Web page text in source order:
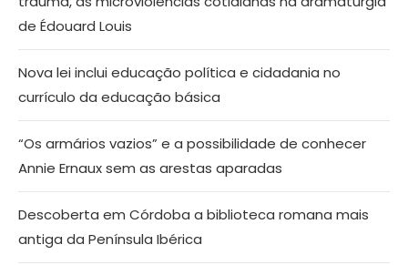
de Édouard Louis
Nova lei inclui educação política e cidadania no
currículo da educação básica
“Os armários vazios” e a possibilidade de conhecer
Annie Ernaux sem as arestas aparadas
Descoberta em Córdoba a biblioteca romana mais
antiga da Península Ibérica